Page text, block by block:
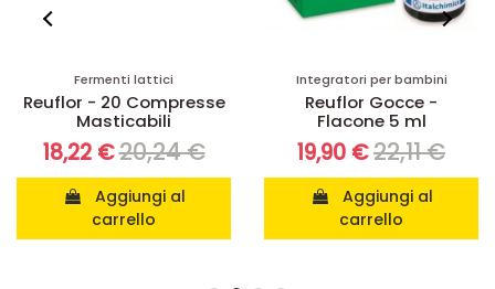
Fermenti lattici
Reuflor - 20 Compresse
Masticabili
18,22 €20,24 €
carrello
Integratori per bambini
Reuflor Gocce -
Flacone 5 ml
19,90 €22,11 €
carrello